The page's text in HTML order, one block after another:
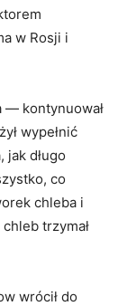
w Rosji i
— kontynuował
wypełnić
jak długo
co
chleba i
trzymał
wrócił do